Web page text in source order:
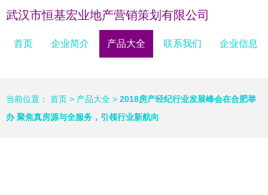
武汉市恒基宏业地产营销策划有限公司
首页 企业简介 产品大全 联系我们 企业信息
当前位置： 首页 > 产品大全 > 2018房产经纪行业发展峰会在合肥举
办 聚焦真房源与全服务，引领行业新航向